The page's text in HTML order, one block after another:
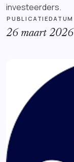
investeerders.
PUBLICATIEDATUM
26 maart 2026